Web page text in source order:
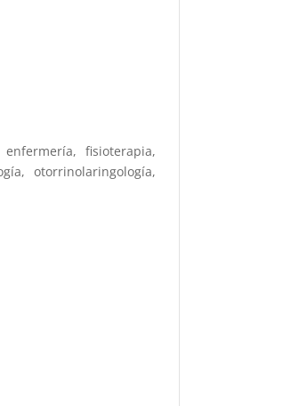
fisioterapia,
otorrinolaringología,